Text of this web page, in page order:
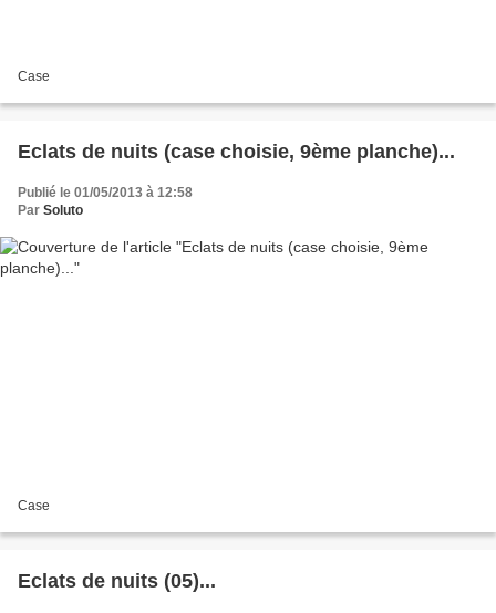
Case
Eclats de nuits (case choisie, 9ème planche)...
Publié le 01/05/2013 à 12:58
Par Soluto
Case
Eclats de nuits (05)...